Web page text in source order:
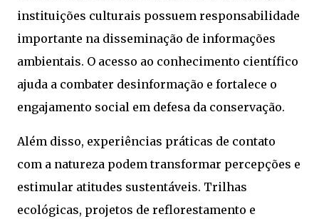
instituições culturais possuem responsabilidade
importante na disseminação de informações
ambientais. O acesso ao conhecimento científico
ajuda a combater desinformação e fortalece o
engajamento social em defesa da conservação.
Além disso, experiências práticas de contato
com a natureza podem transformar percepções e
estimular atitudes sustentáveis. Trilhas
ecológicas, projetos de reflorestamento e